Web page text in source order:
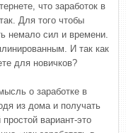
что заработок в
Для того чтобы
немало сил и времени.
И так как
для новичков?
о заработке в
из дома и получать
вариант-это